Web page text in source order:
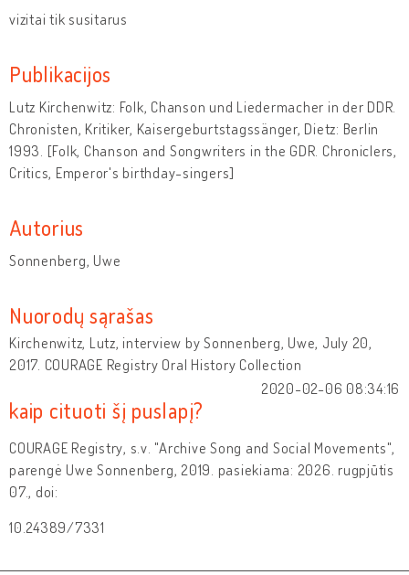
vizitai tik susitarus
Publikacijos
Lutz Kirchenwitz: Folk, Chanson und Liedermacher in der DDR.
Chronisten, Kritiker, Kaisergeburtstagssänger, Dietz: Berlin
1993. [Folk, Chanson and Songwriters in the GDR. Chroniclers,
Critics, Emperor's birthday-singers]
Autorius
Sonnenberg, Uwe
Nuorodų sąrašas
Kirchenwitz, Lutz, interview by Sonnenberg, Uwe, July 20,
2017. COURAGE Registry Oral History Collection
2020-02-06 08:34:16
kaip cituoti šį puslapį?
COURAGE Registry, s.v. "Archive Song and Social Movements",
parengė Uwe Sonnenberg, 2019. pasiekiama: 2026. rugpjūtis
07., doi:
10.24389/7331